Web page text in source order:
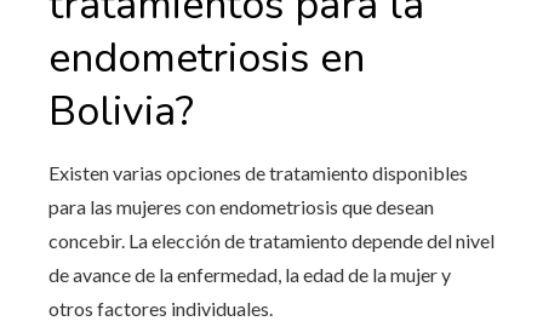
endometriosis en
Bolivia?
Existen varias opciones de tratamiento disponibles
para las mujeres con endometriosis que desean
concebir. La elección de tratamiento depende del nivel
de avance de la enfermedad, la edad de la mujer y
otros factores individuales.